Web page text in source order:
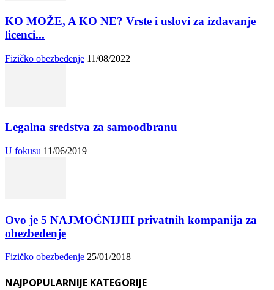
KO MOŽE, A KO NE? Vrste i uslovi za izdavanje
licenci...
Fizičko obezbeđenje 11/08/2022
Legalna sredstva za samoodbranu
U fokusu 11/06/2019
Ovo je 5 NAJMOĆNIJIH privatnih kompanija za
obezbeđenje
Fizičko obezbeđenje 25/01/2018
NAJPOPULARNIJE KATEGORIJE